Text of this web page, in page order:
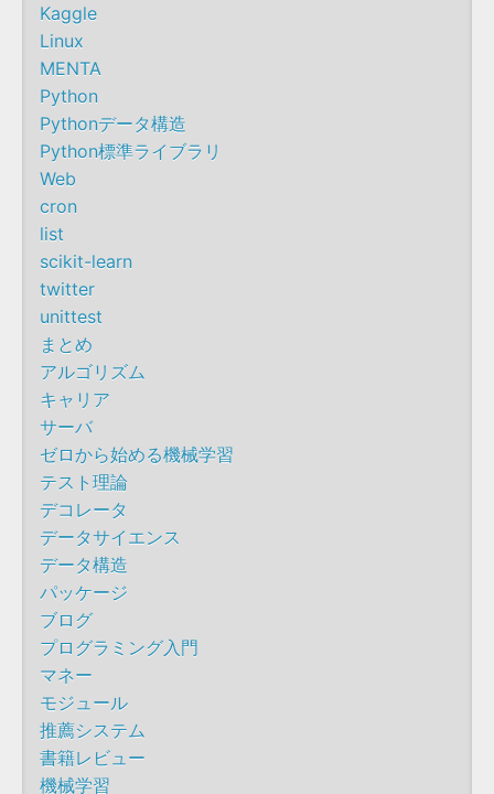
Kaggle
Linux
MENTA
Python
Pythonデータ構造
Python標準ライブラリ
Web
cron
list
scikit-learn
twitter
unittest
まとめ
アルゴリズム
キャリア
サーバ
ゼロから始める機械学習
テスト理論
デコレータ
データサイエンス
データ構造
パッケージ
ブログ
プログラミング入門
マネー
モジュール
推薦システム
書籍レビュー
機械学習